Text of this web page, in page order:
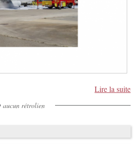
Lire la suite
aucun rétrolien